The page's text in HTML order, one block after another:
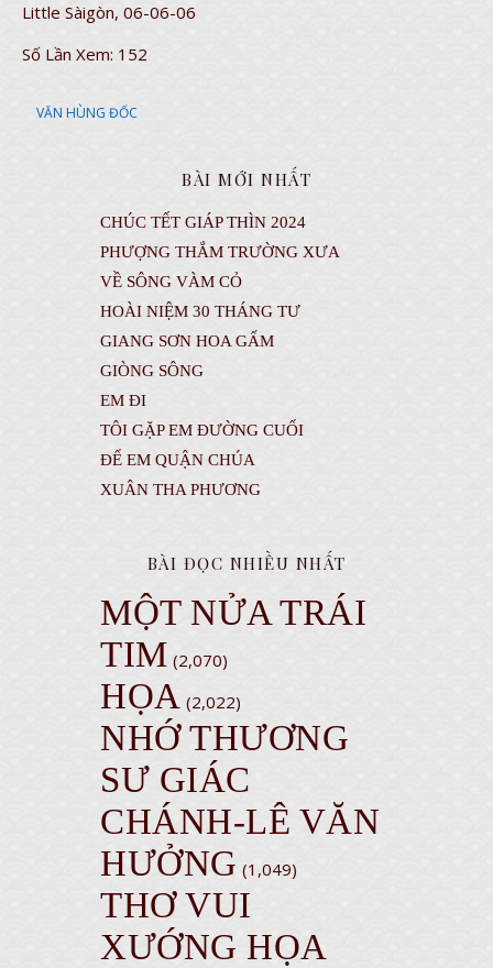
Little Sàigòn, 06-06-06
Số Lần Xem: 152
VĂN HÙNG ĐỐC
BÀI MỚI NHẤT
CHÚC TẾT GIÁP THÌN 2024
PHƯỢNG THẮM TRƯỜNG XƯA
VỀ SÔNG VÀM CỎ
HOÀI NIỆM 30 THÁNG TƯ
GIANG SƠN HOA GẤM
GIÒNG SÔNG
EM ĐI
TÔI GẶP EM ĐƯỜNG CUỐI
ĐỂ EM QUẬN CHÚA
XUÂN THA PHƯƠNG
BÀI ĐỌC NHIỀU NHẤT
MỘT NỬA TRÁI
TIM (2,070)
HỌA (2,022)
NHỚ THƯƠNG
SƯ GIÁC
CHÁNH-LÊ VĂN
HƯỞNG (1,049)
THƠ VUI
XƯỚNG HỌA